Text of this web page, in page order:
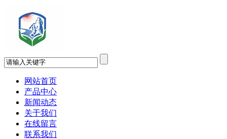
网站首页
产品中心
新闻动态
关于我们
在线留言
联系我们